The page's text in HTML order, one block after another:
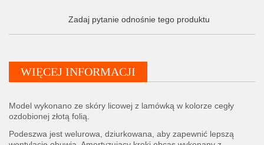
Zadaj pytanie odnośnie tego produktu
WIĘCEJ INFORMACJI
Model wykonano ze skóry licowej z lamówką w kolorze cegły
ozdobionej złotą folią.
Podeszwa jest welurowa, dziurkowana, aby zapewnić lepszą